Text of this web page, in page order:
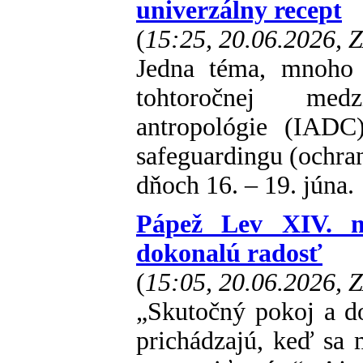
univerzálny recept
(15:25, 20.06.2026,
Jedna téma,
tohtoročnej
antropológie
safeguardingu
dňoch 16. – 19. júna.
Pápež Lev XIV.
dokonalú radosť
(15:05, 20.06.2026,
„Skutočný pokoj a
prichádzajú, keď sa